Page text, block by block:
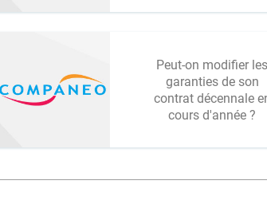
Peut-on modifier les
garanties de son
contrat décennale
cours d'année ?